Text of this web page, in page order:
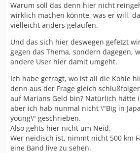
Bei futurecharter lese ich nicht
für mich ist das ein Thema, was
Form nicht rein gehört.
Es ist fast Wochenende...
PS: futurecharter , ich fand, hier
wirklich schon gut was los im
dass sich die Fans derzeit nicht
Warum soll das denn hier nicht
wirklich machen könnte, was er will,
vielleicht anders gelaufen.
Und das sich hier deswegen gefetzt
gegen das Thema, sondern dagegen,
andere User hier damit umgeht.
Ich habe gefragt, wo ist all die Kohle
denn aus der Frage gleich
auf Marians Geld bin? Natürlich hätte
aber ich hab nunmal nicht \"Big in
young\" geschrieben.
Also gehts hier nicht um Neid.
Wer neidisch ist, nimmt nicht 500 km
eine Band live zu sehen.